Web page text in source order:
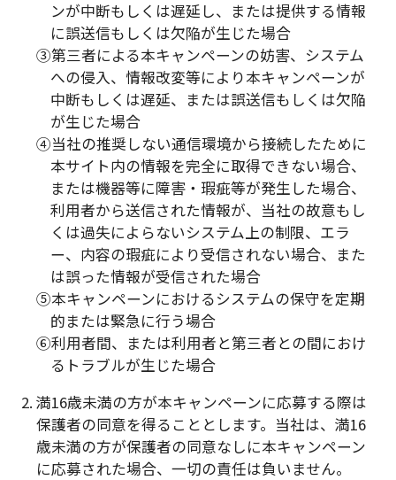
ンが中断もしくは遅延し、または提供する情報
に誤送信もしくは欠陥が生じた場合
③第三者による本キャンペーンの妨害、システム
への侵入、情報改変等により本キャンペーンが
中断もしくは遅延、または誤送信もしくは欠陥
が生じた場合
④当社の推奨しない通信環境から接続したために
本サイト内の情報を完全に取得できない場合、
または機器等に障害・瑕疵等が発生した場合、
利用者から送信された情報が、当社の故意もし
くは過失によらないシステム上の制限、エラ
ー、内容の瑕疵により受信されない場合、また
は誤った情報が受信された場合
⑤本キャンペーンにおけるシステムの保守を定期
的または緊急に行う場合
⑥利用者間、または利用者と第三者との間におけ
るトラブルが生じた場合
2. 満16歳未満の方が本キャンペーンに応募する際は
保護者の同意を得ることとします。当社は、満16
歳未満の方が保護者の同意なしに本キャンペーン
に応募された場合、一切の責任は負いません。